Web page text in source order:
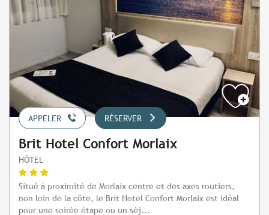
APPELER RÉSERVER
Brit Hotel Confort Morlaix
HÔTEL
Situé à proximité de Morlaix centre et des axes routiers,
non loin de la côte, le Brit Hotel Confort Morlaix est idéal
pour une soirée étape ou un séj...